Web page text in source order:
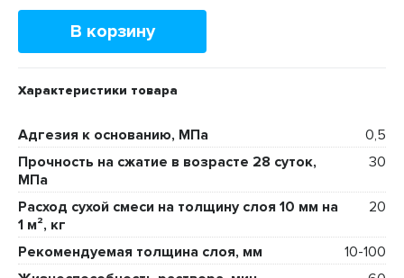
В корзину
Характеристики товара
Адгезия к основанию, МПа
0,5
Прочность на сжатие в возрасте 28 суток,
МПа
30
Расход сухой смеси на толщину слоя 10 мм на
1 м², кг
20
Рекомендуемая толщина слоя, мм
10-100